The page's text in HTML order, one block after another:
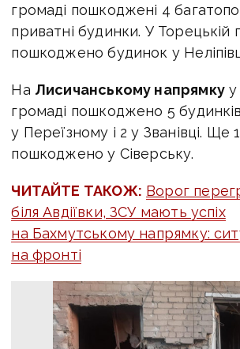
громаді пошкоджені 4
приватні будинки. У Торецькій
пошкоджено будинок у
На Лисичанському напрямкуу
громаді пошкоджено 5
у Переїзному і 2 у Званівці. Ще
пошкоджено у Сіверську.
ЧИТАЙТЕ ТАКОЖ: Ворог
біля Авдіївки, ЗСУ мають успіх
на Бахмутському напрямку:
на фронті